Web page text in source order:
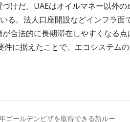
けだ。UAEはオイルマネー以外
る。法人口座開設などインフラ面
合法的に長期滞在しやすくなる
に据えたことで、エコシステム